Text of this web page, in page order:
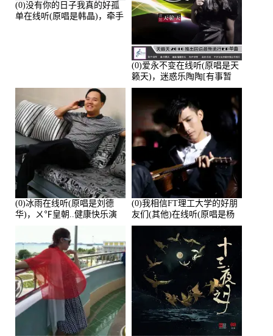
(0)没有你的日子我真的好孤
单在线听(原唱是韩晶)，牵手
(0)爱永不变在线听(原唱是天
籁天)，迷惑乐陶陶[有事暂
离]演唱点播:27678次
(0)冰雨在线听(原唱是刘德
华)，ㄨ℉皇朝..健康快乐演
唱点播:26643次
(0)我相信FT理工大学的好朋
友们(其他)在线听(原唱是杨
培安)，老乔演唱点播:23714